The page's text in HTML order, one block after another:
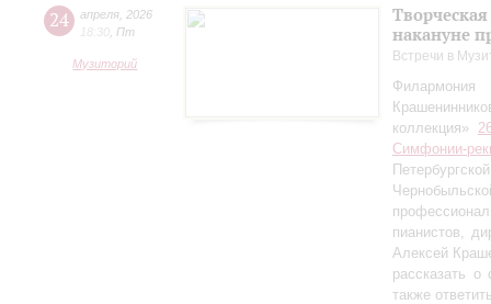
24 апреля 2026
18:30 Пт
Музиторий
накануне
Встречи в
коллекция»
Симфонии-
пианистов,
Алексей
рассказать
также